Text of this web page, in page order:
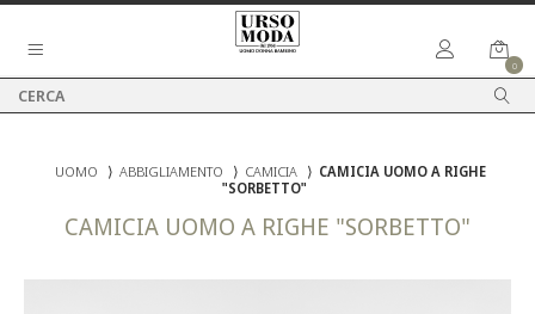
0
UOMO ⟩ ABBIGLIAMENTO ⟩ CAMICIA ⟩ CAMICIA UOMO A RIGHE
"SORBETTO"
CAMICIA UOMO A RIGHE "SORBETTO"